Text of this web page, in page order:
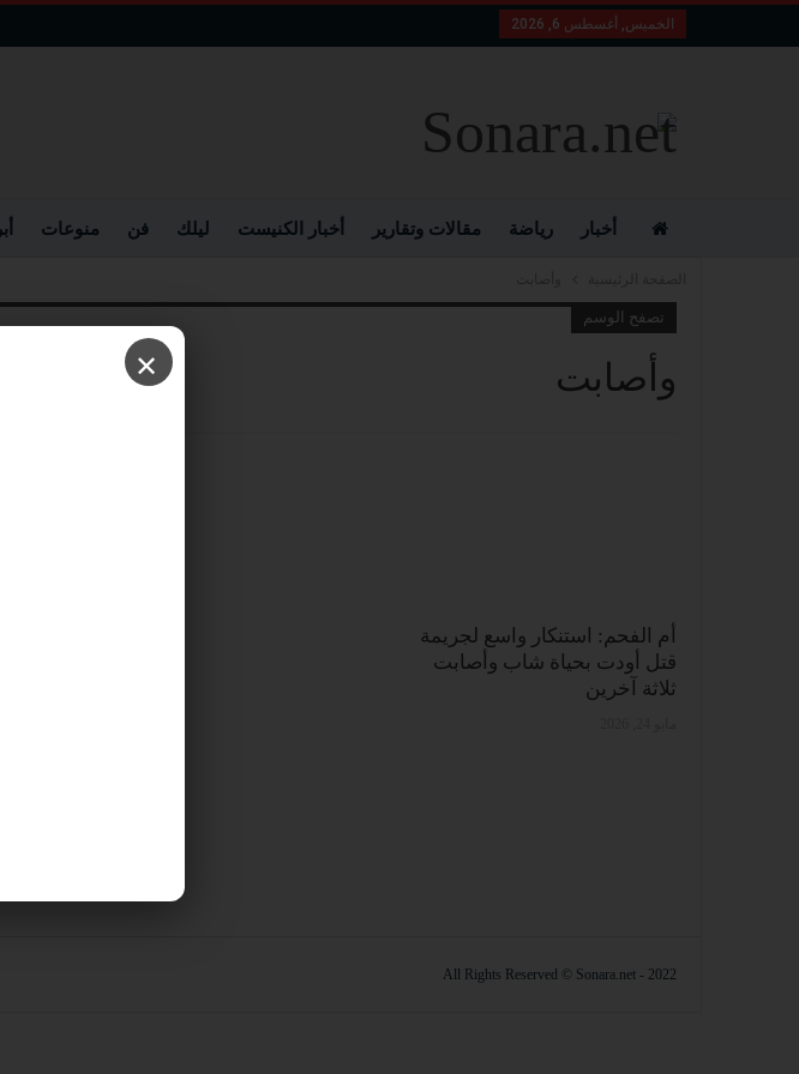
الخميس, أغسطس 6, 2026
أخبار رياضة مقالات وتقارير أخبار الكنيست ليلك فن منوعات
تصفح الوسم
وأصابت
أم الفحم: استنكار واسع لجريمة
قتل أودت بحياة شاب وأصابت
ثلاثة آخرين
2022 - All Rights Reserved © Sonara.net
✕